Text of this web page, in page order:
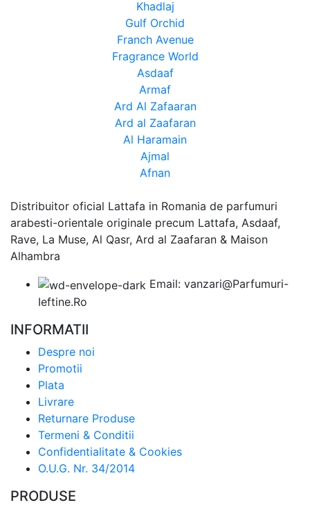
Khadlaj
Gulf Orchid
Franch Avenue
Fragrance World
Asdaaf
Armaf
Ard Al Zafaaran
Ard al Zaafaran
Al Haramain
Ajmal
Afnan
Distribuitor oficial Lattafa in Romania de parfumuri
arabesti-orientale originale precum Lattafa, Asdaaf,
Rave, La Muse, Al Qasr, Ard al Zaafaran & Maison
Alhambra
Email: vanzari@Parfumuri-
Ieftine.Ro
INFORMATII
Despre noi
Promotii
Plata
Livrare
Returnare Produse
Termeni & Conditii
Confidentialitate & Cookies
O.U.G. Nr. 34/2014
PRODUSE